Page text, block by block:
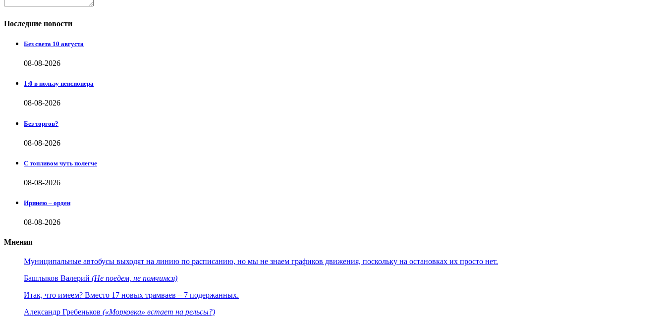
Последние новости
Без света 10 августа
08-08-2026
1:0 в пользу пенсионера
08-08-2026
Без торгов?
08-08-2026
С топливом чуть полегче
08-08-2026
Иринею – орден
08-08-2026
Мнения
Муниципальные автобусы выходят на линию по расписанию, но мы не знаем графиков движения, поскольку на остановках их просто нет.
Башлыков Валерий (Не поедем, не помчимся)
Итак, что имеем? Вместо 17 новых трамваев – 7 подержанных.
Александр Гребеньков («Морковка» встает на рельсы?)